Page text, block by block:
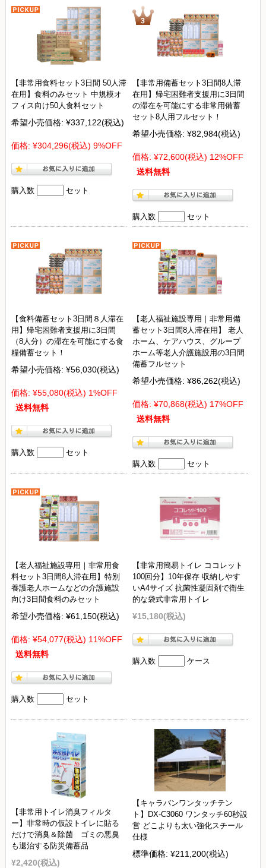
【非常用食料セット3日間 50人滞
在用】食料のみセット 中規模オ
フィス向け50人食料セット
希望小売価格: ¥337,122(税込)
価格: ¥304,296(税込) 9%OFF
購入数 セット
【非常用備蓄セット3日間8人滞
在用】帰宅困難者支援用に3日間
の滞在を可能にする非常用備蓄
セット8人用フルセット！
希望小売価格: ¥82,984(税込)
価格: ¥72,600(税込) 12%OFF
送料無料
購入数 セット
【食料備蓄セット3日間８人滞在
用】帰宅困難者支援用に3日間
（8人分）の滞在を可能にする食
糧備蓄セット！
希望小売価格: ¥56,030(税込)
価格: ¥55,080(税込) 1%OFF
送料無料
購入数 セット
【老人福祉施設専用｜非常用備
蓄セット3日間8人滞在用】 老人
ホーム、ケアハウス、グループ
ホーム等老人介護施設用の3日間
備蓄フルセット
希望小売価格: ¥86,262(税込)
価格: ¥70,868(税込) 17%OFF
送料無料
購入数 セット
【老人福祉施設専用｜非常用食
料セット3日間8人滞在用】特別
養護老人ホームなどの介護施設
向け3日間食料のみセット
希望小売価格: ¥61,150(税込)
価格: ¥54,077(税込) 11%OFF
送料無料
購入数 セット
【非常用簡易トイレ ココレット
100回分】10年保存 収納しやす
いA4サイズ 抗菌性凝固剤で衛生
的な袋式非常用トイレ
¥15,180(税込)
購入数 ケース
【非常用トイレ消臭フィルタ
ー】非常時の仮設トイレに貼る
だけで消臭＆除菌 ゴミの悪臭
も退治する防災備蓄品
¥2,420(税込)
【キャラバンワンタッチテン
ト】DX-C3060 ワンタッチ60秒設
営 どこよりも太い強化スチール
仕様
標準価格: ¥211,200(税込)